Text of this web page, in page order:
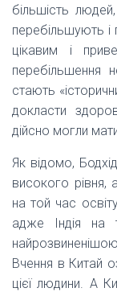
більшість
перебільшують
цікавим і
стають
докласти
дійсно могли
Як відомо,
високого
на той час
адже Індія на
Вчення в Китай
цієї людини. А